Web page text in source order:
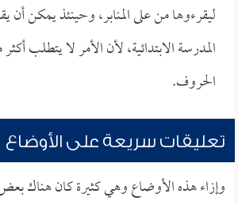
ليقرءوها من على المنابر، وحينئذ يمكن
المدرسة الابتدائية، لأن الأمر لا يتطلب
الحروف.
تعليقات سريعة على الأوضاع
وإزاء هذه الأوضاع وهي كثيرة كان هناك